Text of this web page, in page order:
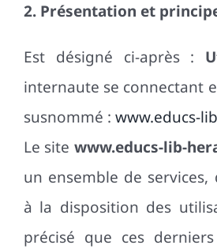
2. Présentation et
Est désigné ci-après :
internaute se connectant
susnommé : www.educs-
Le site www.educs-lib-
un ensemble de
à la disposition des
précisé que ces